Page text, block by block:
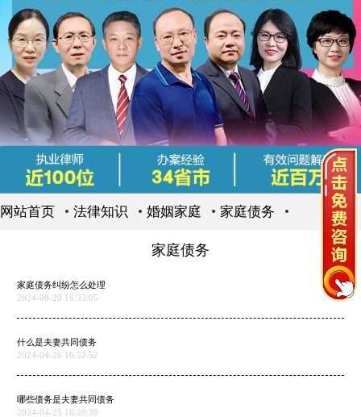
网站首页 法律知识 婚姻家庭 家庭债务
家庭债务
家庭债务纠纷怎么处理
2024-08-29 16:35:05
什么是夫妻共同债务
2024-04-26 16:52:52
哪些债务是夫妻共同债务
2024-04-25 16:20:39